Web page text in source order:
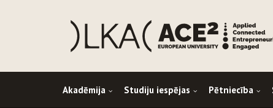
Akadēmija Studiju iespējas Pētniecība